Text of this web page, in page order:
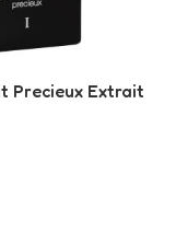
Precieux Extrait